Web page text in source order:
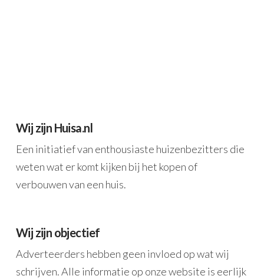
Wij zijn Huisa.nl
Een initiatief van enthousiaste huizenbezitters die
weten wat er komt kijken bij het kopen of
verbouwen van een huis.
Wij zijn objectief
Adverteerders hebben geen invloed op wat wij
schrijven. Alle informatie op onze website is eerlijk